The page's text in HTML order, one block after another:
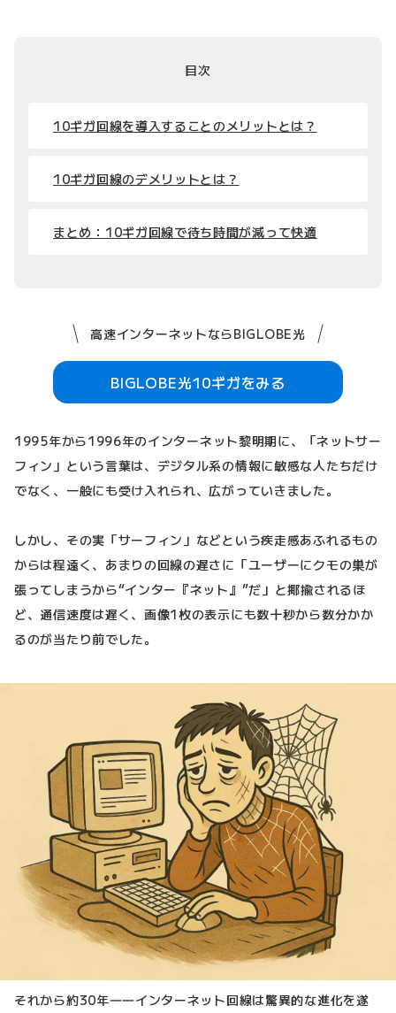
目次
10ギガ回線を導入することのメリットとは？
10ギガ回線のデメリットとは？
まとめ：10ギガ回線で待ち時間が減って快適
高速インターネットならBIGLOBE光
BIGLOBE光10ギガをみる
1995年から1996年のインターネット黎明期に、「ネットサー
フィン」という言葉は、デジタル系の情報に敏感な人たちだけ
でなく、一般にも受け入れられ、広がっていきました。
しかし、その実「サーフィン」などという疾走感あふれるもの
からは程遠く、あまりの回線の遅さに「ユーザーにクモの巣が
張ってしまうから“インター『ネット』”だ」と揶揄されるほ
ど、通信速度は遅く、画像1枚の表示にも数十秒から数分かか
るのが当たり前でした。
それから約30年――インターネット回線は驚異的な進化を遂